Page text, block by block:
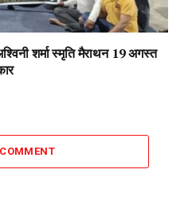
शर्मा स्मृति मैराथन 19 अगस्त